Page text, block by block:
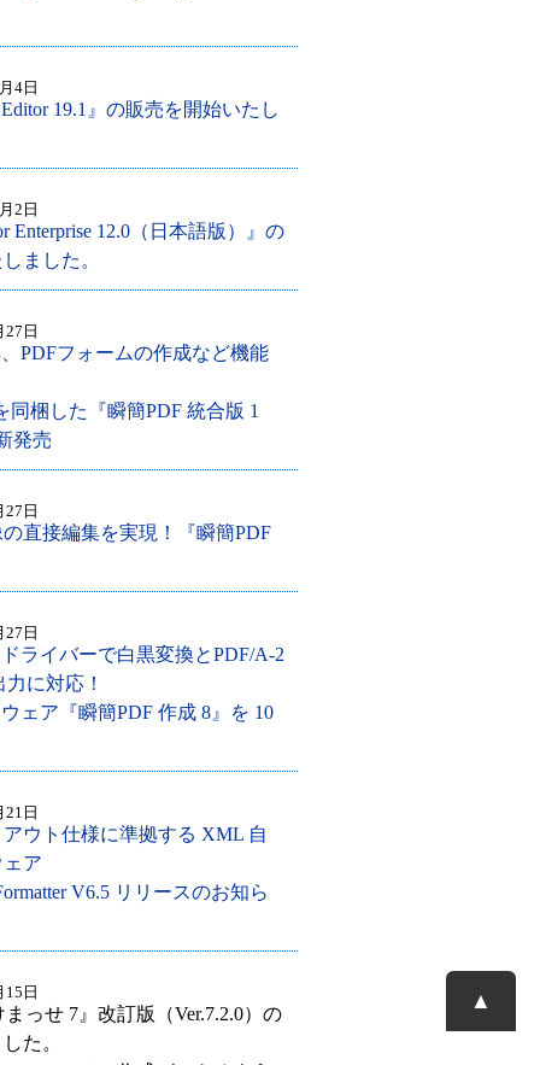
4日
19.1』の販売を開始いたし
2日
Enterprise 12.0（日本語版）』の
ました。
27日
PDFフォームの作成など機能
同梱した『瞬簡PDF 統合版 1
発売
27日
直接編集を実現！『瞬簡PDF
27日
ライバーで白黒変換とPDF/A-2
に対応！
ェア『瞬簡PDF 作成 8』を 10
21日
ウト仕様に準拠する XML 自
ア
V6.5 リリースのお知ら
15日
っせ 7』改訂版（Ver.7.2.0）の
た。
▲